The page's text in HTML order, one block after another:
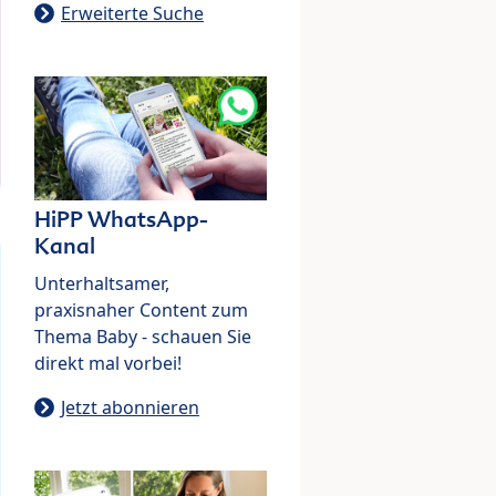
Erweiterte Suche
HiPP WhatsApp-
Kanal
Unterhaltsamer,
praxisnaher Content zum
Thema Baby - schauen Sie
direkt mal vorbei!
Jetzt abonnieren